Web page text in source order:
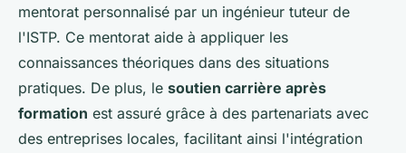
mentorat personnalisé par un ingénieur tuteur de
l'ISTP. Ce mentorat aide à appliquer les
connaissances théoriques dans des situations
pratiques. De plus, le soutien carrière après
formation est assuré grâce à des partenariats avec
des entreprises locales, facilitant ainsi l'intégration